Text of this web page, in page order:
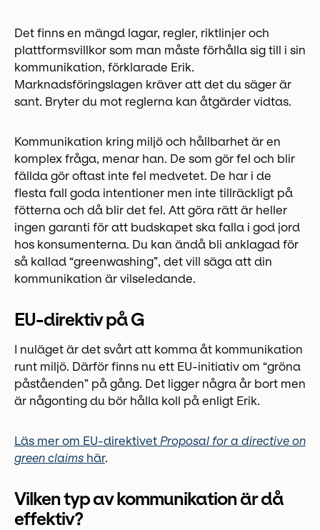
Det finns en mängd lagar, regler, riktlinjer och
plattformsvillkor som man måste förhålla sig till i sin
kommunikation, förklarade Erik.
Marknadsföringslagen kräver att det du säger är
sant. Bryter du mot reglerna kan åtgärder vidtas.
Kommunikation kring miljö och hållbarhet är en
komplex fråga, menar han. De som gör fel och blir
fällda gör oftast inte fel medvetet. De har i de
flesta fall goda intentioner men inte tillräckligt på
fötterna och då blir det fel. Att göra rätt är heller
ingen garanti för att budskapet ska falla i god jord
hos konsumenterna. Du kan ändå bli anklagad för
så kallad “greenwashing”, det vill säga att din
kommunikation är vilseledande.
EU-direktiv på G
I nuläget är det svårt att komma åt kommunikation
runt miljö. Därför finns nu ett EU-initiativ om “gröna
påståenden” på gång. Det ligger några år bort men
är någonting du bör hålla koll på enligt Erik.
Läs mer om EU-direktivet Proposal for a directive on
green claims här.
Vilken typ av kommunikation är då
effektiv?